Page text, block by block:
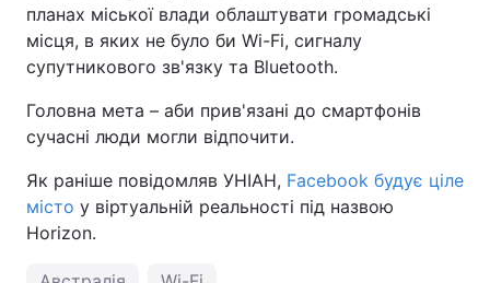
планах міської влади облаштувати громадські
місця, в яких не було би Wi-Fi, сигналу
супутникового зв'язку та Bluetooth.
Головна мета – аби прив'язані до смартфонів
сучасні люди могли відпочити.
Як раніше повідомляв УНІАН, Facebook будує ціле
місто у віртуальній реальності під назвою
Horizon.